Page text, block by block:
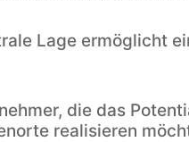
Lage ermöglicht
die das
realisieren